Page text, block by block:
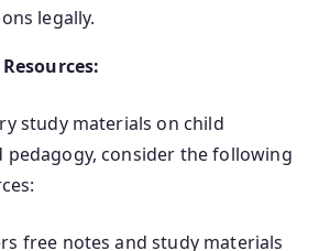
legally.
study materials on child
pedagogy, consider the following
free notes and study materials